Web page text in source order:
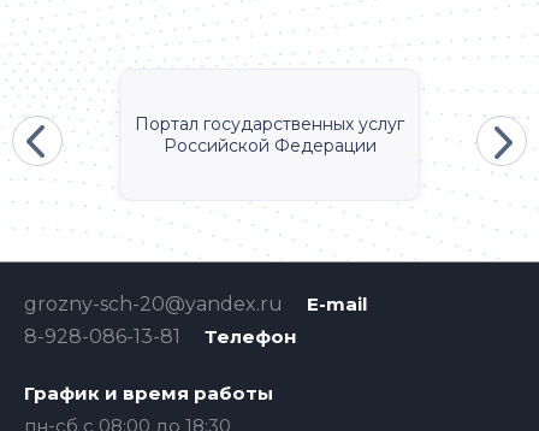
Портал государственных услуг
Российской Федерации
E-mail
grozny-sch-20@yandex.ru
Телефон
8-928-086-13-81
График и время работы
пн-сб с 08:00 до 18:30